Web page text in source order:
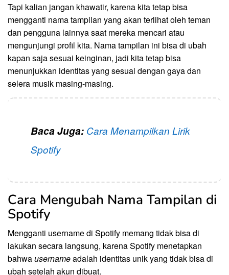
Tapi kalian jangan khawatir, karena kita tetap bisa
mengganti nama tampilan yang akan terlihat oleh teman
dan pengguna lainnya saat mereka mencari atau
mengunjungi profil kita. Nama tampilan ini bisa di ubah
kapan saja sesuai keinginan, jadi kita tetap bisa
menunjukkan identitas yang sesuai dengan gaya dan
selera musik masing-masing.
Baca Juga: Cara Menampilkan Lirik
Spotify
Cara Mengubah Nama Tampilan di
Spotify
Mengganti username di Spotify memang tidak bisa di
lakukan secara langsung, karena Spotify menetapkan
bahwausernameadalah identitas unik yang tidak bisa di
ubah setelah akun dibuat.